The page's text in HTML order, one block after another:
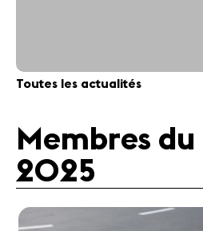
Toutes les actualités
Membres
2025